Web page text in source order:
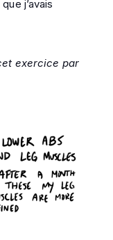
j’avais
exercice par